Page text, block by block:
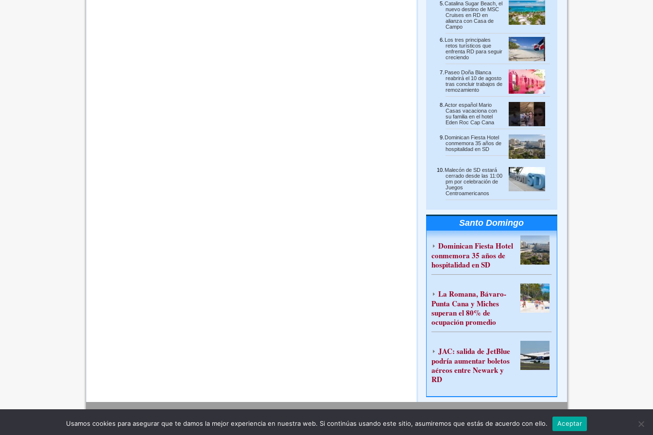
Catalina Sugar Beach, el
nuevo destino de MSC
Cruises en RD en
alianza con Casa de
Campo
Los tres principales
retos turísticos que
enfrenta RD para seguir
creciendo
Paseo Doña Blanca
reabrirá el 10 de agosto
tras concluir trabajos de
remozamiento
Actor español Mario
Casas vacaciona con
su familia en el hotel
Eden Roc Cap Cana
Dominican Fiesta Hotel
conmemora 35 años de
hospitalidad en SD
Malecón de SD estará
cerrado desde las 11:00
pm por celebración de
Juegos
Centroamericanos
Santo Domingo
Dominican Fiesta Hotel
conmemora 35 años de
hospitalidad en SD
La Romana, Bávaro-
Punta Cana y Miches
superan el 80% de
ocupación promedio
JAC: salida de JetBlue
podría aumentar boletos
aéreos entre Newark y
RD
Usamos cookies para asegurar que te damos la mejor experiencia en nuestra web. Si continúas usando este sitio, asumiremos que estás de acuerdo con ello. Aceptar